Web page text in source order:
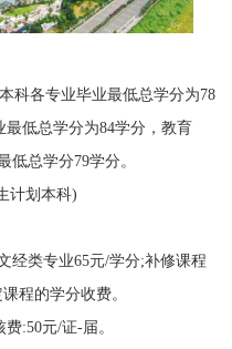
科各专业毕业最低总学分为78
低总学分为84学分，教育
低总学分79学分。
计划本科)
经类专业65元/学分;补修课程
程的学分收费。
:50元/证-届。